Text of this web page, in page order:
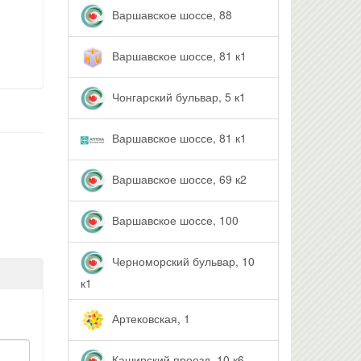
Варшавское шоссе, 88
Варшавское шоссе, 81 к1
Чонгарский бульвар, 5 к1
Варшавское шоссе, 81 к1
Варшавское шоссе, 69 к2
Варшавское шоссе, 100
Черноморский бульвар, 10
к1
Артековская, 1